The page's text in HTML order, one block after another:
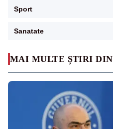
MAI MULTE ȘTIRI DIN
Sport
Sanatate